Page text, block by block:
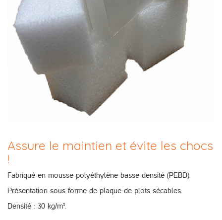
Assure le maintien et évite les chocs
!
Fabriqué en mousse polyéthylène basse densité (PEBD).
Présentation sous forme de plaque de plots sécables.
Densité : 30 kg/m³.